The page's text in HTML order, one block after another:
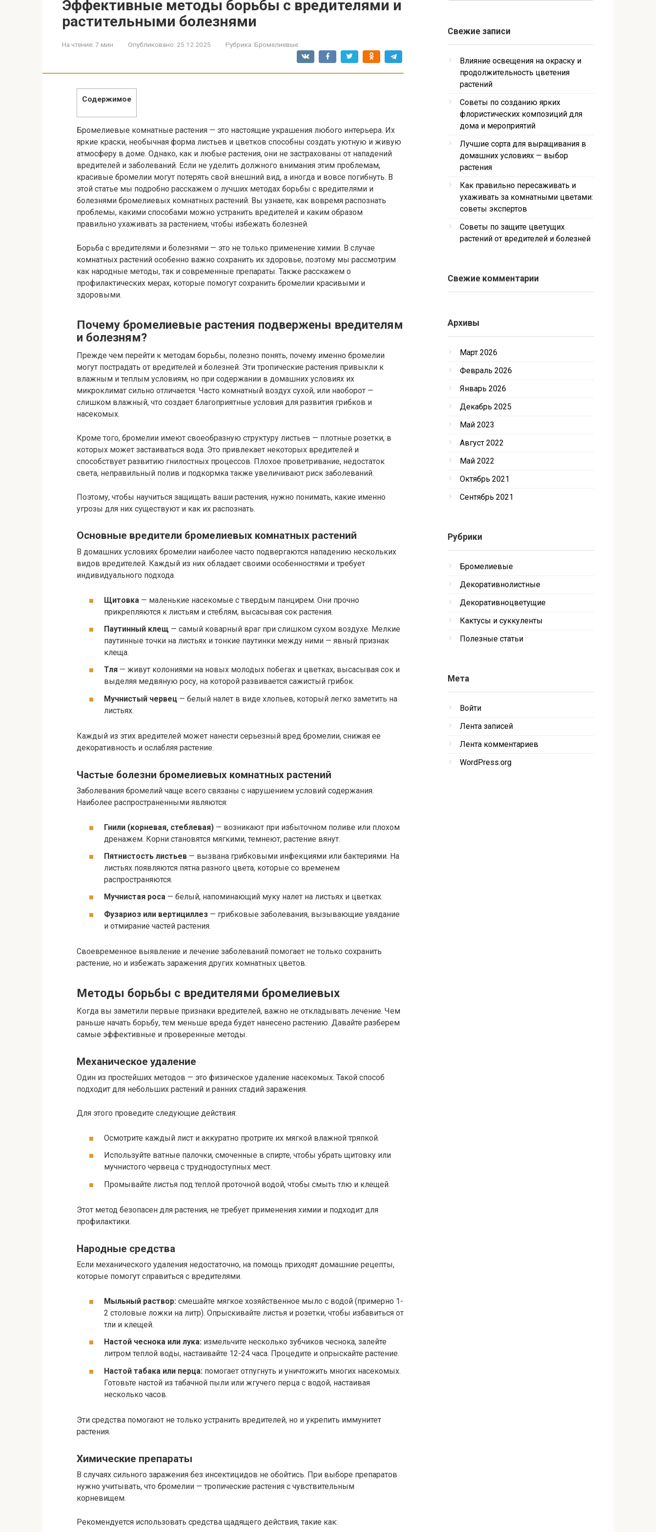
Эффективные методы борьбы с вредителями и
растительными болезнями
На чтение: 7 мин Опубликовано: 25.12.2025 Рубрика: Бромелиевые
Содержимое
Бромелиевые комнатные растения — это настоящие украшения любого интерьера. Их
яркие краски, необычная форма листьев и цветков способны создать уютную и живую
атмосферу в доме. Однако, как и любые растения, они не застрахованы от нападений
вредителей и заболеваний. Если не уделить должного внимания этим проблемам,
красивые бромелии могут потерять свой внешний вид, а иногда и вовсе погибнуть. В
этой статье мы подробно расскажем о лучших методах борьбы с вредителями и
болезнями бромелиевых комнатных растений. Вы узнаете, как вовремя распознать
проблемы, какими способами можно устранить вредителей и каким образом
правильно ухаживать за растением, чтобы избежать болезней.
Борьба с вредителями и болезнями — это не только применение химии. В случае
комнатных растений особенно важно сохранить их здоровье, поэтому мы рассмотрим
как народные методы, так и современные препараты. Также расскажем о
профилактических мерах, которые помогут сохранить бромелии красивыми и
здоровыми.
Почему бромелиевые растения подвержены вредителям
и болезням?
Прежде чем перейти к методам борьбы, полезно понять, почему именно бромелии
могут пострадать от вредителей и болезней. Эти тропические растения привыкли к
влажным и теплым условиям, но при содержании в домашних условиях их
микроклимат сильно отличается. Часто комнатный воздух сухой, или наоборот —
слишком влажный, что создает благоприятные условия для развития грибков и
насекомых.
Кроме того, бромелии имеют своеобразную структуру листьев — плотные розетки, в
которых может застаиваться вода. Это привлекает некоторых вредителей и
способствует развитию гнилостных процессов. Плохое проветривание, недостаток
света, неправильный полив и подкормка также увеличивают риск заболеваний.
Поэтому, чтобы научиться защищать ваши растения, нужно понимать, какие именно
угрозы для них существуют и как их распознать.
Основные вредители бромелиевых комнатных растений
В домашних условиях бромелии наиболее часто подвергаются нападению нескольких
видов вредителей. Каждый из них обладает своими особенностями и требует
индивидуального подхода.
Щитовка — маленькие насекомые с твердым панцирем. Они прочно
прикрепляются к листьям и стеблям, высасывая сок растения.
Паутинный клещ — самый коварный враг при слишком сухом воздухе. Мелкие
паутинные точки на листьях и тонкие паутинки между ними — явный признак
клеща.
Тля — живут колониями на новых молодых побегах и цветках, высасывая сок и
выделяя медвяную росу, на которой развивается сажистый грибок.
Мучнистый червец — белый налет в виде хлопьев, который легко заметить на
листьях.
Каждый из этих вредителей может нанести серьезный вред бромелии, снижая ее
декоративность и ослабляя растение.
Частые болезни бромелиевых комнатных растений
Заболевания бромелий чаще всего связаны с нарушением условий содержания.
Наиболее распространенными являются:
Гнили (корневая, стеблевая) — возникают при избыточном поливе или плохом
дренажем. Корни становятся мягкими, темнеют, растение вянут.
Пятнистость листьев — вызвана грибковыми инфекциями или бактериями. На
листьях появляются пятна разного цвета, которые со временем
распространяются.
Мучнистая роса — белый, напоминающий муку налет на листьях и цветках.
Фузариоз или вертициллез — грибковые заболевания, вызывающие увядание
и отмирание частей растения.
Своевременное выявление и лечение заболеваний помогает не только сохранить
растение, но и избежать заражения других комнатных цветов.
Методы борьбы с вредителями бромелиевых
Когда вы заметили первые признаки вредителей, важно не откладывать лечение. Чем
раньше начать борьбу, тем меньше вреда будет нанесено растению. Давайте разберем
самые эффективные и проверенные методы.
Механическое удаление
Один из простейших методов — это физическое удаление насекомых. Такой способ
подходит для небольших растений и ранних стадий заражения.
Для этого проведите следующие действия:
Осмотрите каждый лист и аккуратно протрите их мягкой влажной тряпкой.
Используйте ватные палочки, смоченные в спирте, чтобы убрать щитовку или
мучнистого червеца с труднодоступных мест.
Промывайте листья под теплой проточной водой, чтобы смыть тлю и клещей.
Этот метод безопасен для растения, не требует применения химии и подходит для
профилактики.
Народные средства
Если механического удаления недостаточно, на помощь приходят домашние рецепты,
которые помогут справиться с вредителями.
Мыльный раствор: смешайте мягкое хозяйственное мыло с водой (примерно 1-
2 столовые ложки на литр). Опрыскивайте листья и розетки, чтобы избавиться от
тли и клещей.
Настой чеснока или лука: измельчите несколько зубчиков чеснока, залейте
литром теплой воды, настаивайте 12-24 часа. Процедите и опрыскайте растение.
Настой табака или перца: помогает отпугнуть и уничтожить многих насекомых.
Готовьте настой из табачной пыли или жгучего перца с водой, настаивая
несколько часов.
Эти средства помогают не только устранить вредителей, но и укрепить иммунитет
растения.
Химические препараты
В случаях сильного заражения без инсектицидов не обойтись. При выборе препаратов
нужно учитывать, что бромелии — тропические растения с чувствительным
корневищем.
Рекомендуется использовать средства щадящего действия, такие как:
Свежие записи
Влияние освещения на окраску и
продолжительность цветения
растений
Советы по созданию ярких
флористических композиций для
дома и мероприятий
Лучшие сорта для выращивания в
домашних условиях — выбор
растения
Как правильно пересаживать и
ухаживать за комнатными цветами:
советы экспертов
Советы по защите цветущих
растений от вредителей и болезней
Свежие комментарии
Архивы
Март 2026
Февраль 2026
Январь 2026
Декабрь 2025
Май 2023
Август 2022
Май 2022
Октябрь 2021
Сентябрь 2021
Рубрики
Бромелиевые
Декоративнолистные
Декоративноцветущие
Кактусы и суккуленты
Полезные статьи
Мета
Войти
Лента записей
Лента комментариев
WordPress.org